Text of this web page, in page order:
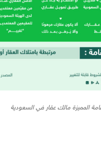
المميزة مالك عقار في السعودية